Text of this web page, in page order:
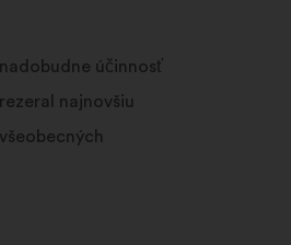
účinnosť
najnovšiu